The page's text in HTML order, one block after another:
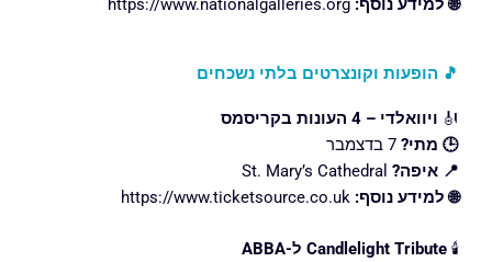
🌐 למידע נוסף: https://www.nationalgalleries.org
🎵 הופעות וקונצרטים בלתי נשכחים
🎻 ויוואלדי – 4 העונות בקריסמס
🕒 מתי?
📍 איפה?
🌐 למידע נוסף: https://www.ticketsource.co.uk
🕯️ Candlelight Tribute ל-ABBA